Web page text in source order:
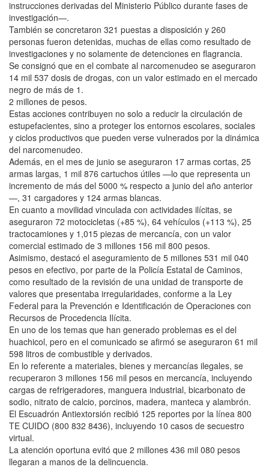
instrucciones derivadas del Ministerio Público durante fases de
investigación—.
También se concretaron 321 puestas a disposición y 260
personas fueron detenidas, muchas de ellas como resultado de
investigaciones y no solamente de detenciones en flagrancia.
Se consignó que en el combate al narcomenudeo se aseguraron
14 mil 537 dosis de drogas, con un valor estimado en el mercado
negro de más de 1.
2 millones de pesos.
Estas acciones contribuyen no solo a reducir la circulación de
estupefacientes, sino a proteger los entornos escolares, sociales
y ciclos productivos que pueden verse vulnerados por la dinámica
del narcomenudeo.
Además, en el mes de junio se aseguraron 17 armas cortas, 25
armas largas, 1 mil 876 cartuchos útiles —lo que representa un
incremento de más del 5000 % respecto a junio del año anterior
—, 31 cargadores y 124 armas blancas.
En cuanto a movilidad vinculada con actividades ilícitas, se
aseguraron 72 motocicletas (+85 %), 64 vehículos (+113 %), 25
tractocamiones y 1,015 piezas de mercancía, con un valor
comercial estimado de 3 millones 156 mil 800 pesos.
Asimismo, destacó el aseguramiento de 5 millones 531 mil 040
pesos en efectivo, por parte de la Policía Estatal de Caminos,
como resultado de la revisión de una unidad de transporte de
valores que presentaba irregularidades, conforme a la Ley
Federal para la Prevención e Identificación de Operaciones con
Recursos de Procedencia Ilícita.
En uno de los temas que han generado problemas es el del
huachicol, pero en el comunicado se afirmó se aseguraron 61 mil
598 litros de combustible y derivados.
En lo referente a materiales, bienes y mercancías ilegales, se
recuperaron 3 millones 156 mil pesos en mercancía, incluyendo
cargas de refrigeradores, manguera industrial, bicarbonato de
sodio, nitrato de calcio, porcinos, madera, manteca y alambrón.
El Escuadrón Antiextorsión recibió 125 reportes por la línea 800
TE CUIDO (800 832 8436), incluyendo 10 casos de secuestro
virtual.
La atención oportuna evitó que 2 millones 436 mil 080 pesos
llegaran a manos de la delincuencia.